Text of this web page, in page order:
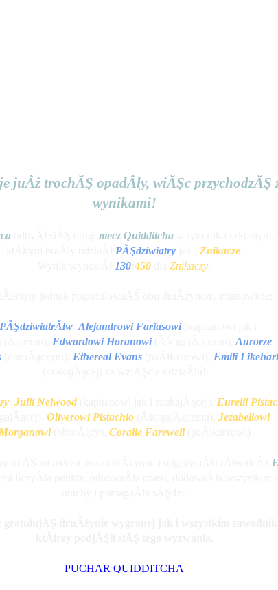
juÂż trochĂŞ opadÂły, wiĂŞc przychodzĂŞ
wynikami!
odbyÂł siĂŞ drugi mecz Quidditcha
PĂŞdziwiatry jak i Znikacze.
130 450 Znikaczy
PĂŞdziwiatrĂłw: Alejandrowi Fariasowi (kapitanowi jak i
Edwardowi Horanowi
Aurorze
Ethereal Evans
Emili Likehart
Julii Nelwood
Eurelii
Oliverowi Pistachio
Jezabellowi
Morganowi (obroĂący), Coralie Farewell
PUCHAR QUIDDITCHA